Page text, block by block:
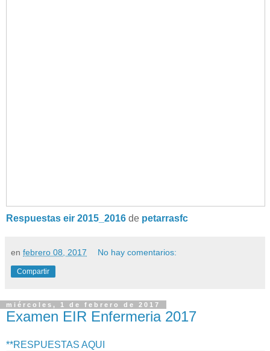
Respuestas eir 2015_2016 de petarrasfc
en febrero 08, 2017 No hay comentarios:
Compartir
miércoles, 1 de febrero de 2017
Examen EIR Enfermeria 2017
**RESPUESTAS AQUI